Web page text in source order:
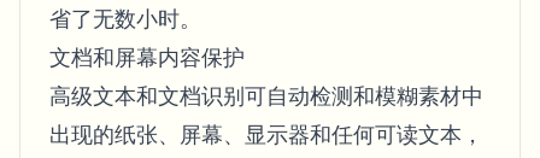
省了无数小时。
文档和屏幕内容保护
高级文本和文档识别可自动检测和模糊素材中
出现的纸张、屏幕、显示器和任何可读文本，